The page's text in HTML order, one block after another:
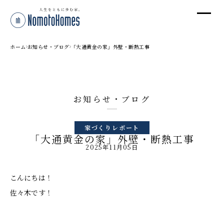
ホーム お知らせ・ブログ 「大通黄金の家」外壁・断熱工事
お知らせ・ブログ
家づくりレポート
「大通黄金の家」外壁・断熱工事
2025年11月05日
こんにちは！
佐々木です！